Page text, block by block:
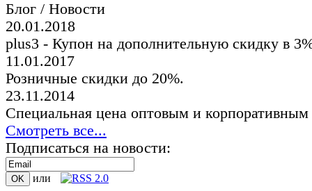
Блог / Новости
20.01.2018
plus3 - Купон на дополнительную скидку в
11.01.2017
Розничные скидки до 20%.
23.11.2014
Специальная цена оптовым и
Смотреть все...
Подписаться на новости:
или